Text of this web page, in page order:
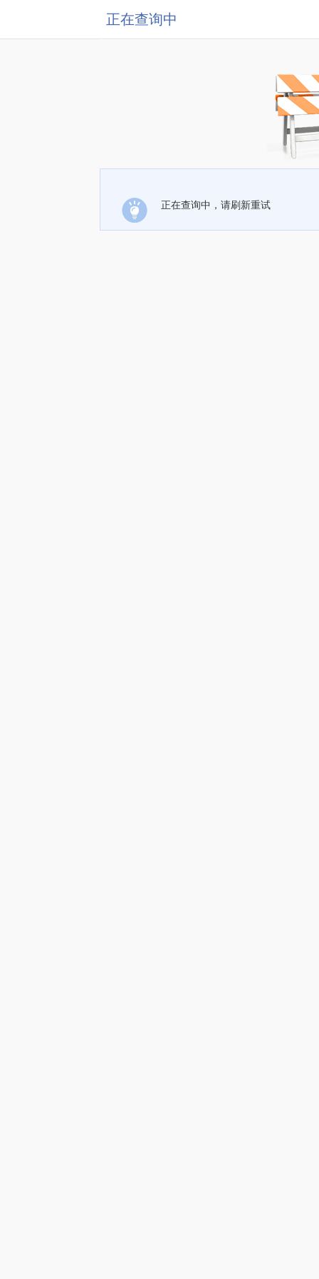
正在查询中
正在查询中，请刷新重试